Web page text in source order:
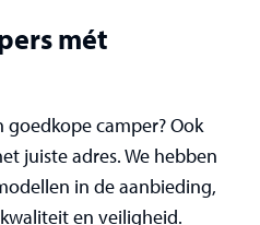
mét
goedkope camper? Ook
juiste adres. We hebben
in de aanbieding,
en veiligheid.